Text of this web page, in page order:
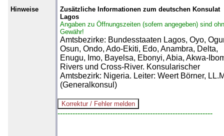
Hinweise
Zusätzliche Informationen zum deutschen Konsulat
Lagos
Angaben zu Öffnungszeiten (sofern angegeben) sind
Gewähr!
Amtsbezirke: Bundesstaaten Lagos, Oyo,
Osun, Ondo, Ado-Ekiti, Edo, Anambra, Delta,
Enugu, Imo, Bayelsa, Ebonyi, Abia, Akwa-
Rivers und Cross-River. Konsularischer
Amtsbezirk: Nigeria. Leiter: Weert Börner,
(Generalkonsul)
--------------------------------------------------------------